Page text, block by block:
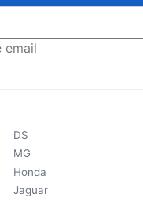
DS
MG
Honda
Jaguar